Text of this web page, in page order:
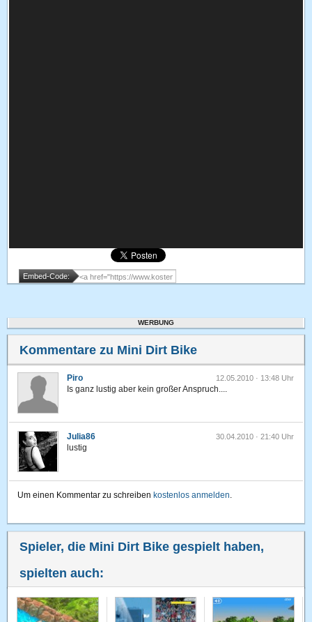
Embed-Code:
WERBUNG
Kommentare zu Mini Dirt Bike
Piro 12.05.2010 · 13:48 Uhr
Is ganz lustig aber kein großer Anspruch....
Julia86 30.04.2010 · 21:40 Uhr
lustig
Um einen Kommentar zu schreiben kostenlos anmelden.
Spieler, die Mini Dirt Bike gespielt haben,
spielten auch: